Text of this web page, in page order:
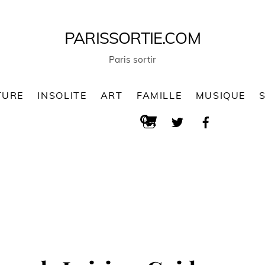
PARISSORTIE.COM
Paris sortir
Cart
Search
INSOLITE ART FAMILLE MUSIQUE